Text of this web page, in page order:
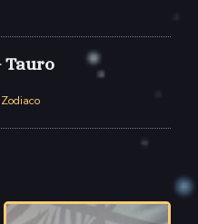
Tauro